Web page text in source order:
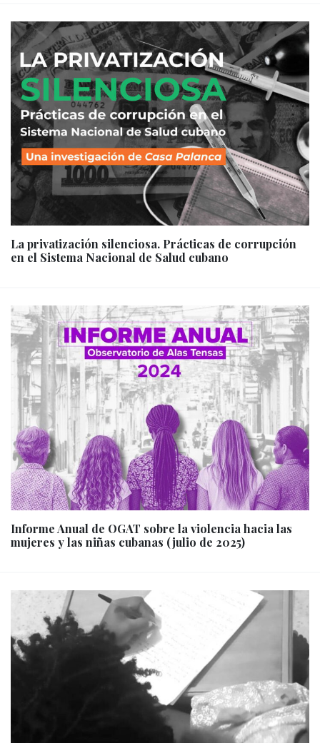
La privatización silenciosa. Prácticas de corrupción
en el Sistema Nacional de Salud cubano
Informe Anual de OGAT sobre la violencia hacia las
mujeres y las niñas cubanas (julio de 2025)